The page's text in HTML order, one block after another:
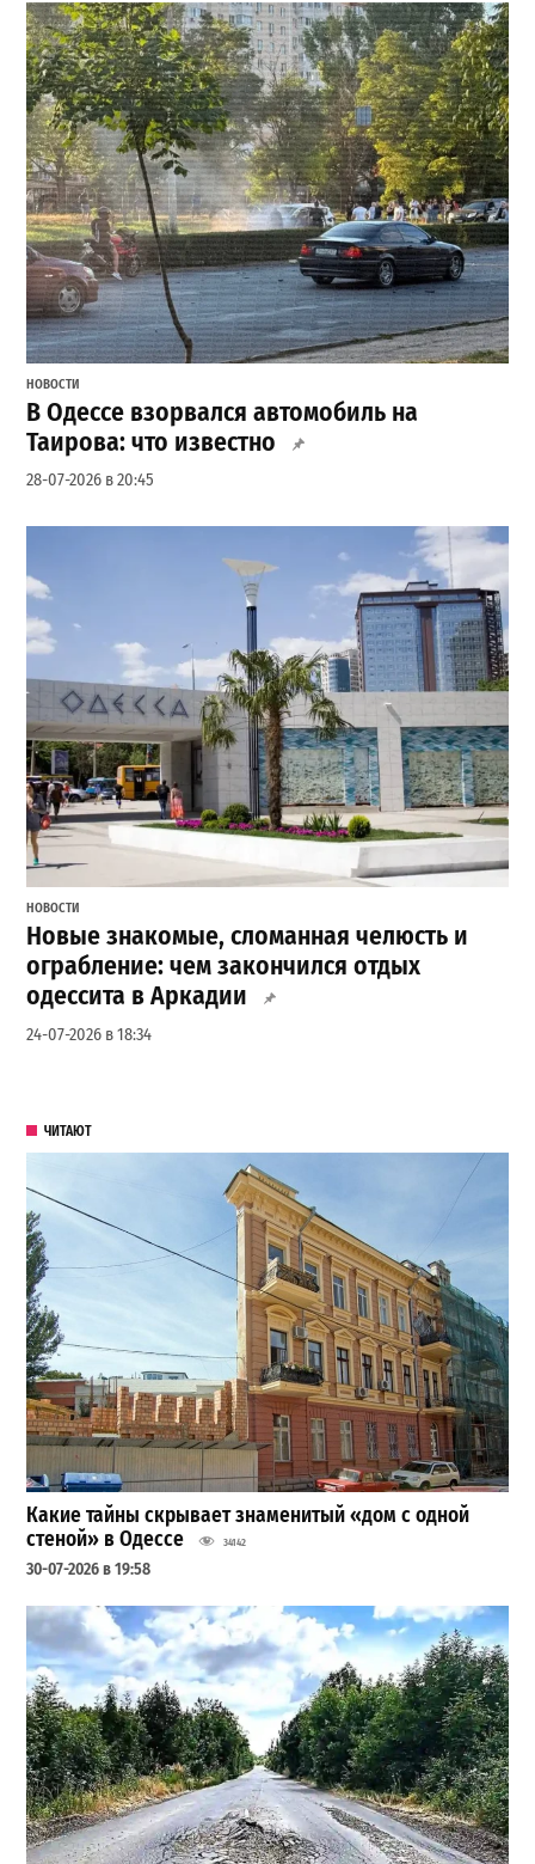
НОВОСТИ
В Одессе взорвался автомобиль на
Таирова: что известно
28-07-2026 в 20:45
НОВОСТИ
Новые знакомые, сломанная челюсть и
ограбление: чем закончился отдых
одессита в Аркадии
24-07-2026 в 18:34
ЧИТАЮТ
Какие тайны скрывает знаменитый «дом с одной
стеной» в Одессе
34142
30-07-2026 в 19:58